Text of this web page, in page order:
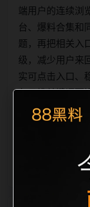
端用户的连续浏
台、爆料合集和
题，再把相关入
级，减少用户来
实可点击入口、
免只堆关键词而
目深度，同时帮
自然的内链关系
alt、title 之间识